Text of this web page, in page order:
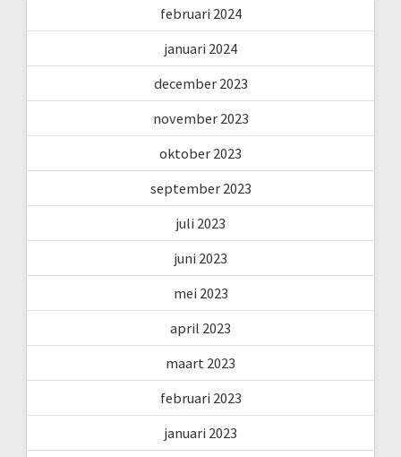
februari 2024
januari 2024
december 2023
november 2023
oktober 2023
september 2023
juli 2023
juni 2023
mei 2023
april 2023
maart 2023
februari 2023
januari 2023